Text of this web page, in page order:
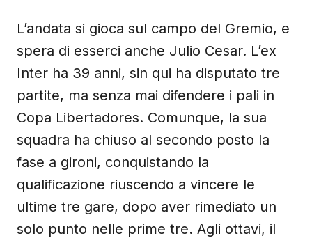
L’andata si gioca sul campo del Gremio, e
spera di esserci anche Julio Cesar. L’ex
Inter ha 39 anni, sin qui ha disputato tre
partite, ma senza mai difendere i pali in
Copa Libertadores. Comunque, la sua
squadra ha chiuso al secondo posto la
fase a gironi, conquistando la
qualificazione riuscendo a vincere le
ultime tre gare, dopo aver rimediato un
solo punto nelle prime tre. Agli ottavi, il